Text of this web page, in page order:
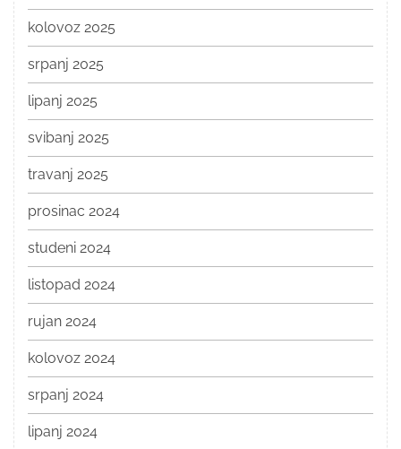
kolovoz 2025
srpanj 2025
lipanj 2025
svibanj 2025
travanj 2025
prosinac 2024
studeni 2024
listopad 2024
rujan 2024
kolovoz 2024
srpanj 2024
lipanj 2024